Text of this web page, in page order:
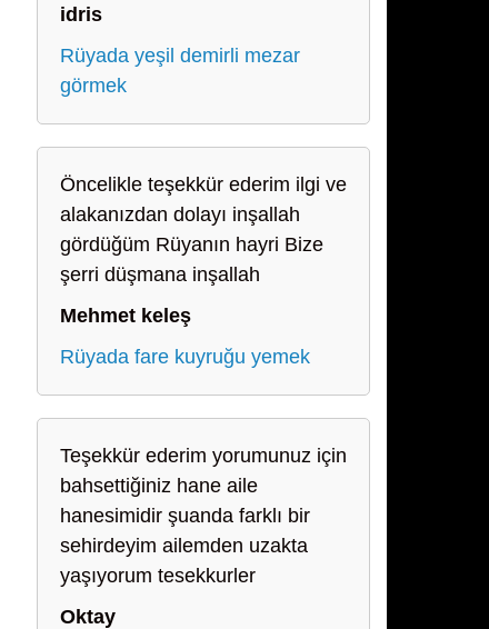
idris
Rüyada yeşil demirli mezar
görmek
Öncelikle teşekkür ederim ilgi ve
alakanızdan dolayı inşallah
gördüğüm Rüyanın hayri Bize
şerri düşmana inşallah
Mehmet keleş
Rüyada fare kuyruğu yemek
Teşekkür ederim yorumunuz için
bahsettiğiniz hane aile
hanesimidir şuanda farklı bir
sehirdeyim ailemden uzakta
yaşıyorum tesekkurler
Oktay